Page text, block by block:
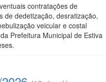
contratações de
de dedetização, desratização,
veicular e costal
Prefeitura Municipal de Estiva